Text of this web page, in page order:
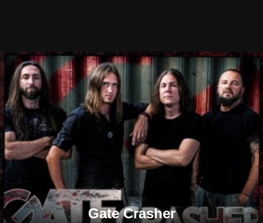
Gate Crasher